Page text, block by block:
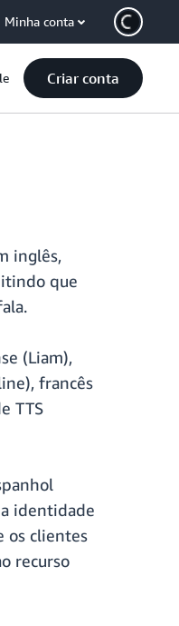
Minha conta
Criar conta
inglês,
que
(Liam),
francês
TTS
identidade
os clientes
recurso